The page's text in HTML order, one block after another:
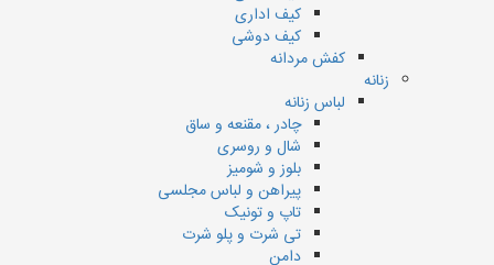
کیف اداری
کیف دوشی
کفش مردانه
زنانه
لباس زنانه
چادر ، مقنعه و ساق
شال و روسری
بلوز و شومیز
پیراهن و لباس مجلسی
تاپ و تونیک
تی شرت و پلو شرت
دامن